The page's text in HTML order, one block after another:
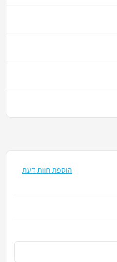
הוספת חוות דעת